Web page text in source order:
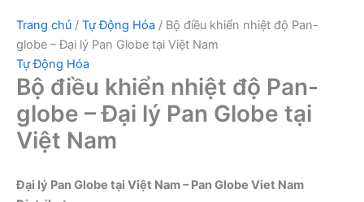
Trang chủ / Tự Động Hóa / Bộ điều khiển nhiệt độ Pan-
globe – Đại lý Pan Globe tại Việt Nam
Tự Động Hóa
Bộ điều khiển nhiệt độ Pan-
globe – Đại lý Pan Globe tại
Việt Nam
Đại lý Pan Globe tại Việt Nam – Pan Globe Viet Nam